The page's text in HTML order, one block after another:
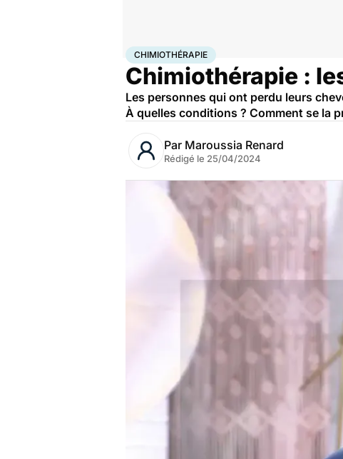
AccueilSantéMaladiesCancer
CHIMIOTHÉRAPIE
Chimiothérapie :
Les personnes qui ont perdu leurs
À quelles conditions ? Comment se la
Par Maroussia Renard
Rédigé le 25/04/2024